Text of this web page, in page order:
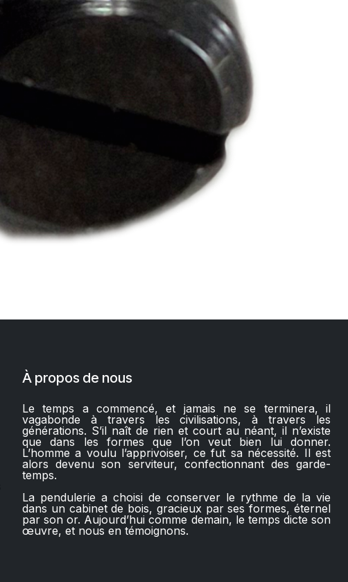
À propos de nous
Le temps a commencé, et jamais ne se terminera, il
vagabonde à travers les civilisations, à travers les
générations. S’il naît de rien et court au néant, il n’existe
que dans les formes que l’on veut bien lui donner.
L’homme a voulu l’apprivoiser, ce fut sa nécessité. Il est
alors devenu son serviteur, confectionnant des garde-
temps.
La pendulerie a choisi de conserver le rythme de la vie
dans un cabinet de bois, gracieux par ses formes, éternel
par son or. Aujourd’hui comme demain, le temps dicte son
œuvre, et nous en témoignons.